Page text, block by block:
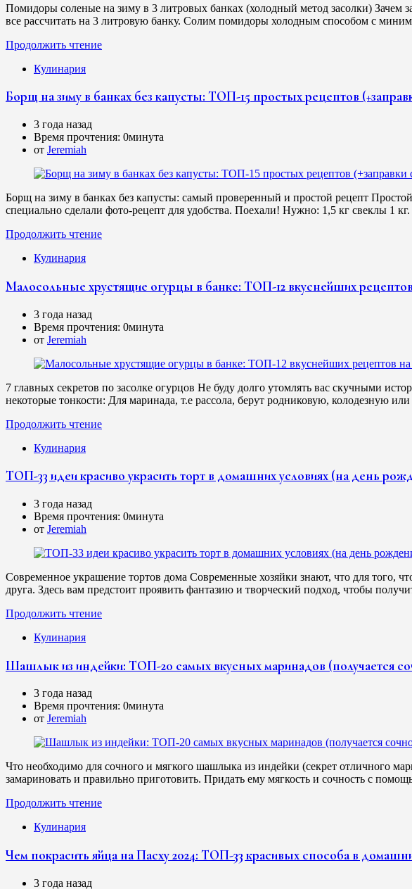
Помидоры соленые на зиму в 3 литровых банках (холодный метод засолки) Зачем
все рассчитать на 3 литровую банку. Солим помидоры холодным способом с
Продолжить чтение
Кулинария
Борщ на зиму в банках без капусты: ТОП-15 простых рецептов
3 года назад
Время прочтения: 0минута
от Jeremiah
Борщ на зиму в банках без капусты: самый проверенный и простой рецепт
специально сделали фото-рецепт для удобства. Поехали! Нужно: 1,5 кг свеклы 1
Продолжить чтение
Кулинария
Малосольные хрустящие огурцы в банке: ТОП-12 вкуснейших
3 года назад
Время прочтения: 0минута
от Jeremiah
7 главных секретов по засолке огурцов Не буду долго утомлять вас скучными
некоторые тонкости: Для маринада, т.е рассола, берут родниковую, колодезную
Продолжить чтение
Кулинария
ТОП-33 идеи красиво украсить торт в домашних условиях (на день
3 года назад
Время прочтения: 0минута
от Jeremiah
Современное украшение тортов дома Современные хозяйки знают, что для того,
друга. Здесь вам предстоит проявить фантазию и творческий подход, чтобы
Продолжить чтение
Кулинария
Шашлык из индейки: ТОП-20 самых вкусных маринадов (получается
3 года назад
Время прочтения: 0минута
от Jeremiah
Что необходимо для сочного и мягкого шашлыка из индейки (секрет отличного
замариновать и правильно приготовить. Придать ему мягкость и сочность с
Продолжить чтение
Кулинария
Чем покрасить яйца на Пасху 2024: ТОП-33 красивых способа в
3 года назад